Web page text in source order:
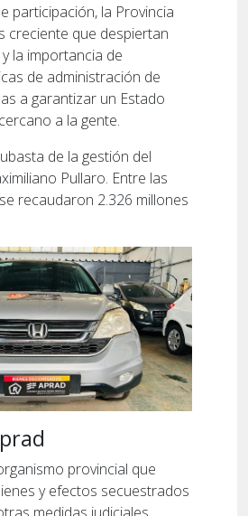
participación, la Provincia
creciente que despiertan
la importancia de
de administración de
a garantizar un Estado
a la gente.
de la gestión del
Pullaro. Entre las
recaudaron 2.326 millones
provincial que
y efectos secuestrados